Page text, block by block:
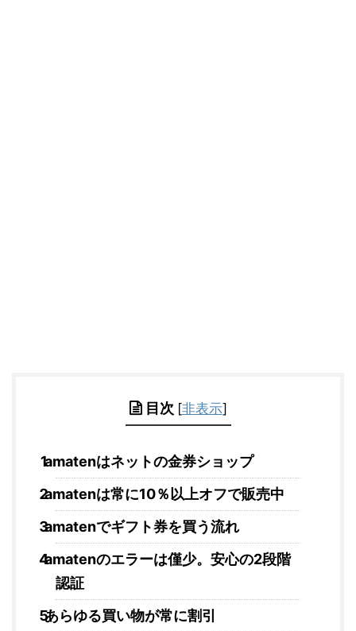
目次 [非表示]
amatenはネットの金券ショップ
amatenは常に10％以上オフで販売中
amatenでギフト券を買う流れ
amatenのエラーは僅少。安心の2段階
認証
あらゆる買い物が常に割引